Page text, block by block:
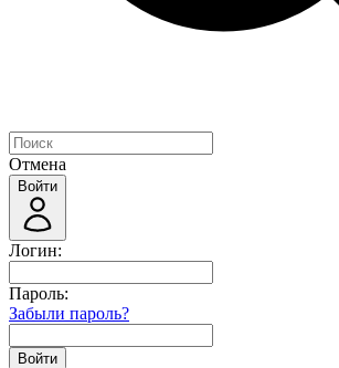
Отмена
Войти
Логин:
Пароль:
Забыли пароль?
Войти